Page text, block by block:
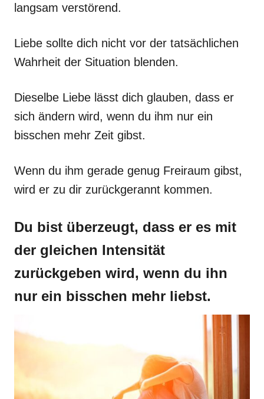
langsam verstörend.
Liebe sollte dich nicht vor der tatsächlichen
Wahrheit der Situation blenden.
Dieselbe Liebe lässt dich glauben, dass er
sich ändern wird, wenn du ihm nur ein
bisschen mehr Zeit gibst.
Wenn du ihm gerade genug Freiraum gibst,
wird er zu dir zurückgerannt kommen.
Du bist überzeugt, dass er es mit
der gleichen Intensität
zurückgeben wird, wenn du ihn
nur ein bisschen mehr liebst.